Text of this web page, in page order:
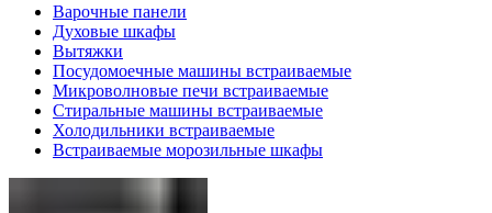
Варочные панели
Духовые шкафы
Вытяжки
Посудомоечные машины встраиваемые
Микроволновые печи встраиваемые
Стиральные машины встраиваемые
Холодильники встраиваемые
Встраиваемые морозильные шкафы